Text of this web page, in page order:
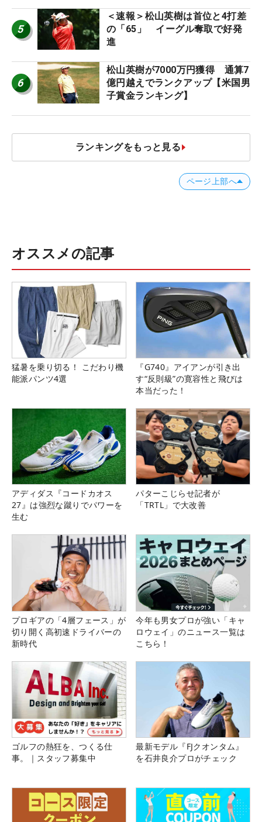
5
＜速報＞松山英樹は首位と4打差
の「65」 イーグル奪取で好発
進
6
松山英樹が7000万円獲得 通算7
億円越えでランクアップ【米国男
子賞金ランキング】
ランキングをもっと見る
ページ上部へ
オススメの記事
猛暑を乗り切る！ こだわり機
能派パンツ4選
『G740』アイアンが引き出
す“反則級”の寛容性と飛びは
本当だった！
アディダス『コードカオス
27』は強烈な蹴りでパワーを
生む
パターこじらせ記者が
「TRTL」で大改善
プロギアの「4層フェース」が
切り開く高初速ドライバーの
新時代
今年も男女プロが強い「キャ
ロウェイ」のニュース一覧は
こちら！
ゴルフの熱狂を、つくる仕
事。｜スタッフ募集中
最新モデル『FJクオンタム』
を石井良介プロがチェック